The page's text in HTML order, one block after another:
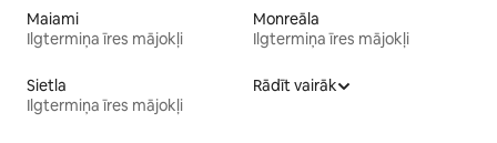
Maiami
Ilgtermiņa īres mājokļi
Monreāla
Ilgtermiņa īres mājokļi
Sietla
Ilgtermiņa īres mājokļi
Rādīt vairāk